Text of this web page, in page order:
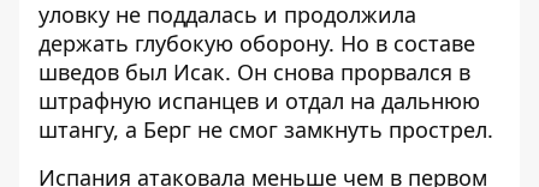
уловку не поддалась и продолжила
держать глубокую оборону. Но в составе
шведов был Исак. Он снова прорвался в
штрафную испанцев и отдал на дальнюю
штангу, а Берг не смог замкнуть прострел.
Испания атаковала меньше чем в первом